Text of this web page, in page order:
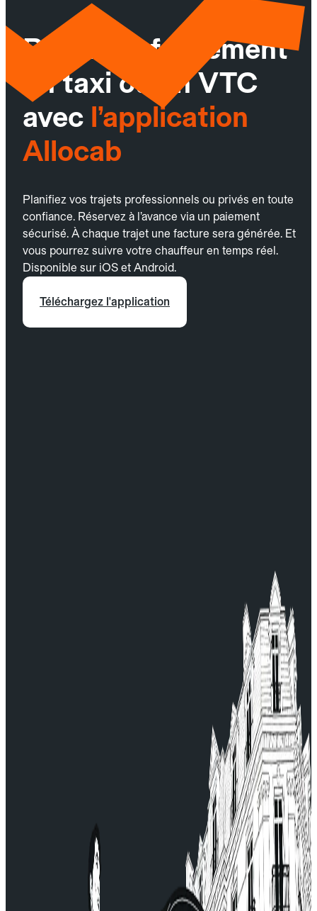
Réservez facilement
un taxi ou un VTC
avec l’application
Allocab
Planifiez vos trajets professionnels ou privés en toute
confiance. Réservez à l’avance via un paiement
sécurisé. À chaque trajet une facture sera générée. Et
vous pourrez suivre votre chauffeur en temps réel.
Disponible sur iOS et Android.
Téléchargez l'application